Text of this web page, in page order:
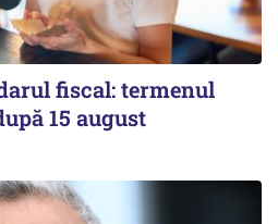
fiscal: termenul
15 august